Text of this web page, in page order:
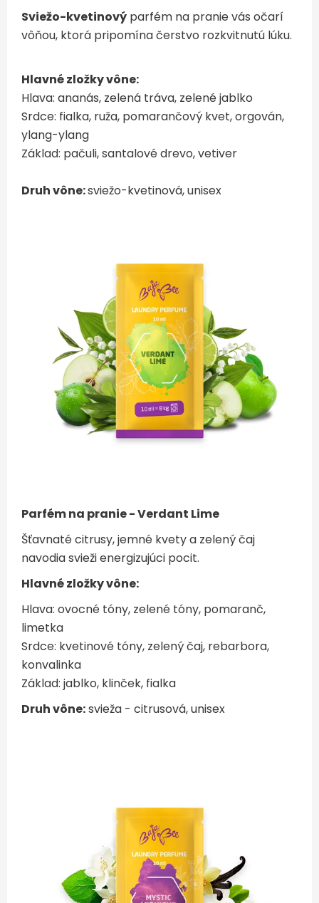
Sviežo-kvetinový parfém na pranie vás očarí
vôňou, ktorá pripomína čerstvo rozkvitnutú lúku.
Hlavné zložky vône:
Hlava: ananás, zelená tráva, zelené jablko
Srdce: fialka, ruža, pomarančový kvet, orgován,
ylang-ylang
Základ: pačuli, santalové drevo, vetiver
Druh vône:sviežo-kvetinová, unisex
Parfém na pranie - Verdant Lime
Šťavnaté citrusy, jemné kvety a zelený čaj
navodia svieži energizujúci pocit.
Hlavné zložky vône:
Hlava: ovocné tóny, zelené tóny, pomaranč,
limetka
Srdce: kvetinové tóny, zelený čaj, rebarbora,
konvalinka
Základ: jablko, klinček, fialka
Druh vône:svieža - citrusová, unisex